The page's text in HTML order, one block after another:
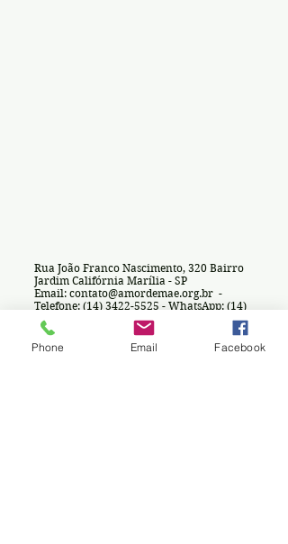
Rua João Franco Nascimento, 320 Bairro
Jardim Califórnia Marília - SP
Email: contato@amordemae.org.br -
Telefone: (14) 3422-5525 - WhatsApp: (14)
99708-5326
- Padaria: ( 14) 99168-8652
Phone Email Facebook